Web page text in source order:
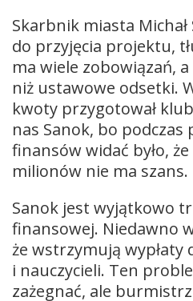
Skarbnik miasta
do przyjęcia projektu,
ma wiele zobowiązań,
niż ustawowe odsetki.
kwoty przygotował
nas Sanok, bo
finansów widać było,
milionów nie ma szans.
Sanok jest wyjątkowo
finansowej. Niedawno
że wstrzymują wypłaty
i nauczycieli. Ten
zażegnać, ale